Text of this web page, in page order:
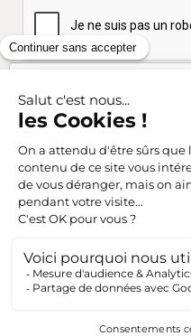
SUIVEZ-
Conditions